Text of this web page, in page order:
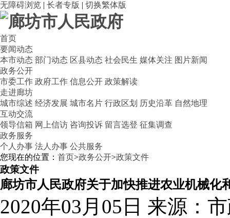
无障碍浏览 | 长者专版 | 切换繁体版
首页
要闻动态
本市动态 部门动态 区县动态 社会民生 媒体关注 图片新闻
政务公开
市委工作 政府工作 信息公开 政策解读
走进廊坊
城市综述 经济发展 城市名片 行政区划 历史沿革 自然地理
互动交流
领导信箱 网上信访 咨询投诉 留言选登 征集调查
政务服务
个人办事 法人办事 公共服务
您现在的位置： 首页>政务公开>政策文件
政策文件
廊坊市人民政府关于加快推进农业机械化
2020年03月05日 来源：